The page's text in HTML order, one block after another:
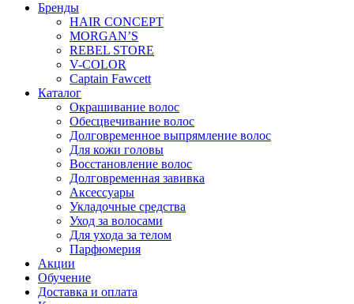
Бренды
HAIR CONCEPT
MORGAN’S
REBEL STORE
V-COLOR
Captain Fawcett
Каталог
Окрашивание волос
Обесцвечивание волос
Долговременное выпрямление волос
Для кожи головы
Восстановление волос
Долговременная завивка
Аксессуары
Укладочные средства
Уход за волосами
Для ухода за телом
Парфюмерия
Акции
Обучение
Доставка и оплата